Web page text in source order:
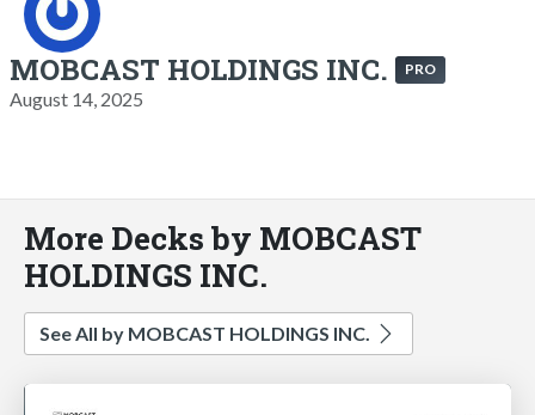
MOBCAST HOLDINGS INC. PRO
August 14, 2025
More Decks by MOBCAST
HOLDINGS INC.
See All by MOBCAST HOLDINGS INC.